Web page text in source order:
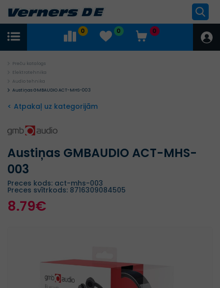
0 0 0
Preču katalogs
Elektrotehnika
Audio tehnika
Austiņas GMBAUDIO ACT-MHS-003
< Atpakaļ uz kategorijām
Austiņas GMBAUDIO ACT-MHS-
003
Preces kods: act-mhs-003
Preces svītrkods: 8716309084505
8.79€